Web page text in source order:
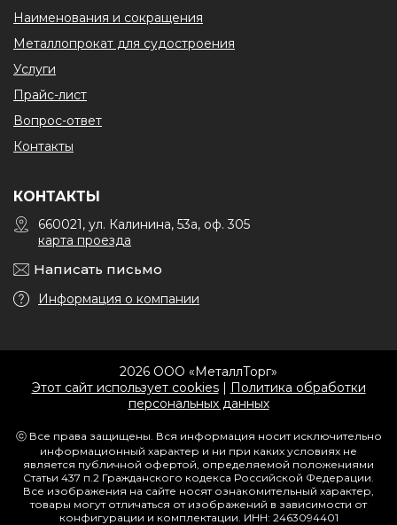
Наименования и сокращения
Металлопрокат для судостроения
Услуги
Прайс-лист
Вопрос-ответ
Контакты
КОНТАКТЫ
660021, ул. Калинина, 53а, оф. 305
карта проезда
Написать письмо
Информация о компании
2026 ООО «МеталлТорг»
Этот сайт использует cookies| Политика обработки
персональных данных
ⓒ Все права защищены. Вся информация носит исключительно
информационный характер и ни при каких условиях не
является публичной офертой, определяемой положениями
Статьи 437 п.2 Гражданского кодекса Российской Федерации.
Все изображения на сайте носят ознакомительный характер,
товары могут отличаться от изображений в зависимости от
конфигурации и комплектации. ИНН: 2463094401